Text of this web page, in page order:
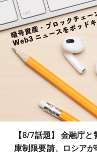
【8/7話題】 金融庁
庫制限要請、ロシア